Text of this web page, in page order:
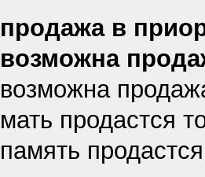
продажа в
возможна
возможна
мать продастся
память